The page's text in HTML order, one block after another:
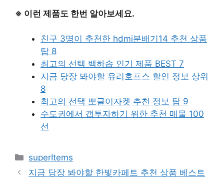
※ 이런 제품도 한번 알아보세요.
친구 3명이 추천한 hdmi분배기14 추천 상품
탑 8
최고의 선택 백하솝 인기 제품 BEST 7
지금 당장 봐야할 유리호프스 할인 정보 상위
8
최고의 선택 뽀글이자켓 추천 정보 탑 9
수도권에서 갭투자하기 위한 추천 매물 100
선
Categories
superItems
지금 당장 봐야할 한빛카페트 추천 상품 베스트